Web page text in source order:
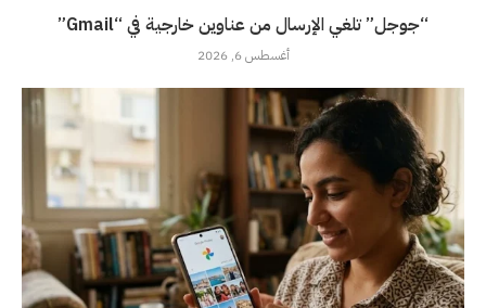
“جوجل” تلغي الإرسال من عناوين خارجية في “Gmail”
أغسطس 6, 2026